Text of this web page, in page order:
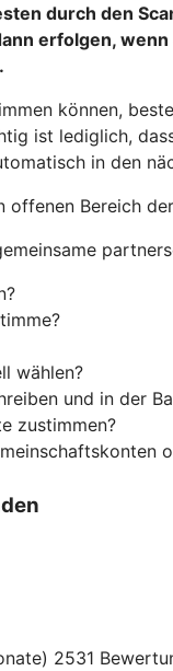
durch den
erfolgen,
können,
ist lediglich,
in den
offenen Bereich
wählen?
und in der
zustimmen?
2531